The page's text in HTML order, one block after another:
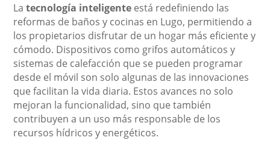
Latecnología inteligente está redefiniendo las
reformas de baños y cocinas en Lugo, permitiendo a
los propietarios disfrutar de un hogar más eficiente y
cómodo. Dispositivos como grifos automáticos y
sistemas de calefacción que se pueden programar
desde el móvil son solo algunas de las innovaciones
que facilitan la vida diaria. Estos avances no solo
mejoran la funcionalidad, sino que también
contribuyen a un uso más responsable de los
recursos hídricos y energéticos.